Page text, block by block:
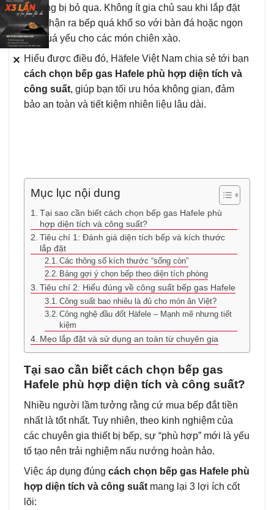
thường bị bỏ qua. Không ít gia chủ sau khi lắp đặt
mới nhận ra bếp quá khổ so với bàn đá hoặc ngọn
lửa quá yếu cho các món chiên xào.
Hiểu được điều đó, Häfele Việt Nam chia sẻ tới bạn
cách chọn bếp gas Hafele phù hợp diện tích và
công suất, giúp bạn tối ưu hóa không gian, đảm
bảo an toàn và tiết kiệm nhiên liệu lâu dài.
Mục lục nội dung
Tại sao cần biết cách chọn bếp gas Hafele phù
hợp diện tích và công suất?
Tiêu chí 1: Đánh giá diện tích bếp và kích thước
lắp đặt
Các thông số kích thước “sống còn”
Bảng gợi ý chọn bếp theo diện tích phòng
Tiêu chí 2: Hiểu đúng về công suất bếp gas Hafele
Công suất bao nhiêu là đủ cho món ăn Việt?
Công nghệ đầu đốt Häfele – Mạnh mẽ nhưng tiết
kiệm
Mẹo lắp đặt và sử dụng an toàn từ chuyên gia
Tại sao cần biết cách chọn bếp gas
Hafele phù hợp diện tích và công suất?
Nhiều người lầm tưởng rằng cứ mua bếp đắt tiền
nhất là tốt nhất. Tuy nhiên, theo kinh nghiệm của
các chuyên gia thiết bị bếp, sự “phù hợp” mới là yếu
tố tạo nên trải nghiệm nấu nướng hoàn hảo.
Việc áp dụng đúng cách chọn bếp gas Hafele phù
hợp diện tích và công suấtmang lại 3 lợi ích cốt
lõi:
✕